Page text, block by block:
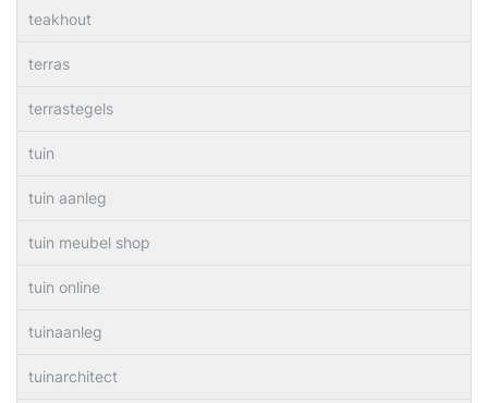
teakhout
terras
terrastegels
tuin
tuin aanleg
tuin meubel shop
tuin online
tuinaanleg
tuinarchitect